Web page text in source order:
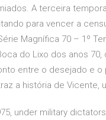
A terceira
para vencer a
Magnífica 70 – 1º
do Lixo dos anos
entre o desejado e
a história de Vicente,
under military